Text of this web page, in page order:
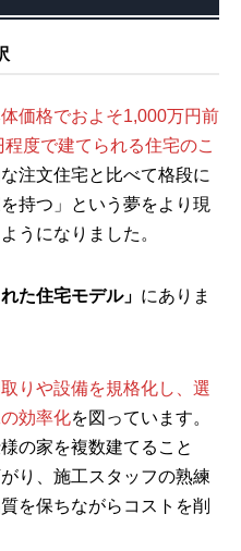
価格でおよそ1,000万円前
度で建てられる住宅のこ
注文住宅と比べて格段に
持つ」という夢をより現
うになりました。
た住宅モデル」 にありま
りや設備を規格化し、選
効率化を図っています。
の家を複数建てること
り、施工スタッフの熟練
を保ちながらコストを削